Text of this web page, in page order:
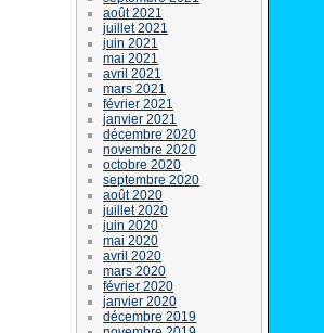
août 2021
juillet 2021
juin 2021
mai 2021
avril 2021
mars 2021
février 2021
janvier 2021
décembre 2020
novembre 2020
octobre 2020
septembre 2020
août 2020
juillet 2020
juin 2020
mai 2020
avril 2020
mars 2020
février 2020
janvier 2020
décembre 2019